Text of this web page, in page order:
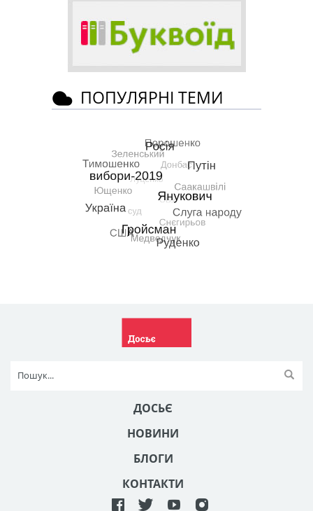
ПОПУЛЯРНІ ТЕМИ
ДОСЬЄ
НОВИНИ
БЛОГИ
КОНТАКТИ